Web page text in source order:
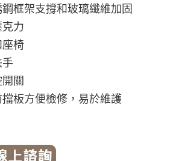
框架支撐和玻璃纖維加固
力
椅
關
板方便檢修，易於維護